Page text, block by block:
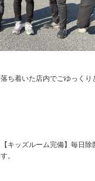
落ち着いた店内でごゆっくり
【キッズルーム完備】毎日
す。